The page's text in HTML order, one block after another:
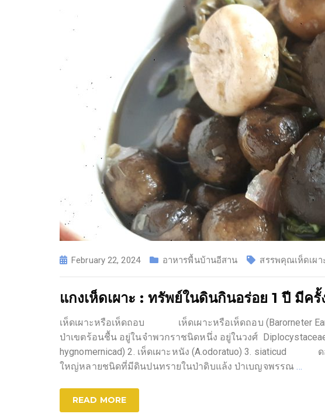
February 22, 2024 อาหารพื้นบ้านอีสาน สรรพคุณเห็ดเผา
แกงเห็ดเผาะ : ทรัพย์ในดินกินอร่อย 1 ปี มีครั้
เห็ดเผาะหรือเห็ดถอบ เห็ดเผาะหรือเห็ดถอบ (Barorneter
ป่าเขตร้อนชื้น อยู่ในจำพวกราชนิดหนึ่ง อยู่ในวงศ์
hygnomernicad) 2. เห็ดเผาะหนัง (A.odoratuo) 3. siaticud
ใหญ่หลายชนิดที่มีดินปนทรายในป่าดิบแล้ง ป่าเบญจพรรณ…
READ MORE